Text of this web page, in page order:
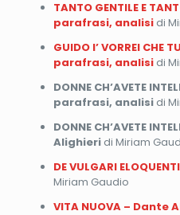
TANTO GENTILE E
parafrasi, analisidi
GUIDO I’ VORREI CHE
parafrasi, analisidi
DONNE CH’AVETE
parafrasi, analisidi
DONNE CH’AVETE
Alighieridi Miriam
DE VULGARI
Miriam Gaudio
VITA NUOVA – Dante